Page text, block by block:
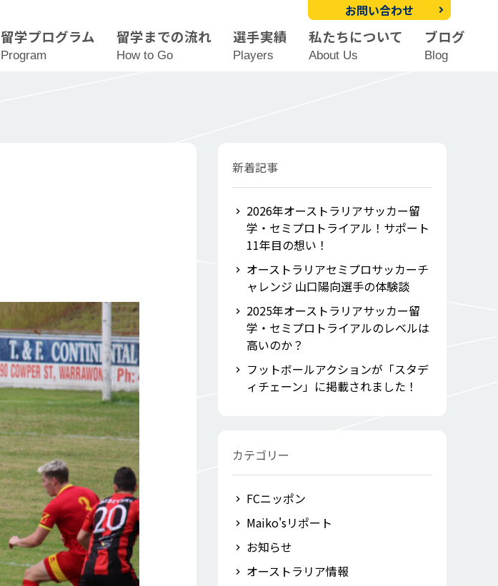
留学プログラム
Program
留学までの流れ
How to Go
選手実績
Players
私たちについて
About Us
ブログ
Blog
お問い合わせ
新着記事
2026年オーストラリアサッカー留
学・セミプロトライアル！サポート
11年目の想い！
オーストラリアセミプロサッカーチ
ャレンジ 山口陽向選手の体験談
2025年オーストラリアサッカー留
学・セミプロトライアルのレベルは
高いのか？
フットボールアクションが「スタデ
ィチェーン」に掲載されました！
カテゴリー
FCニッポン
Maiko'sリポート
お知らせ
オーストラリア情報